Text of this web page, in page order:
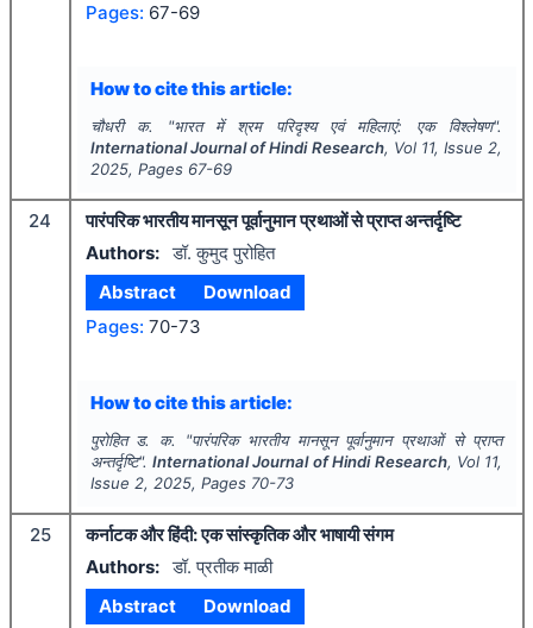
Pages: 67-69
How to cite this article:
चौधरी क. "भारत में श्रम परिदृश्य एवं महिलाएं: एक विश्लेषण".
International Journal of Hindi Research, Vol 11, Issue 2,
2025, Pages 67-69
24
पारंपरिक भारतीय मानसून पूर्वानुमान प्रथाओं से प्राप्त अन्तर्दृष्टि
Authors: डॉ. कुमुद पुरोहित
Abstract
Download
Pages: 70-73
How to cite this article:
पुरोहित ड. क. "पारंपरिक भारतीय मानसून पूर्वानुमान प्रथाओं से प्राप्त
अन्तर्दृष्टि".International Journal of Hindi Research, Vol 11,
Issue 2, 2025, Pages 70-73
25
कर्नाटक और हिंदी: एक सांस्कृतिक और भाषायी संगम
Authors: डॉ. प्रतीक माळी
Abstract
Download